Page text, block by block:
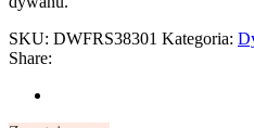
SKU: DWFRS38301 Kategoria:
Share: